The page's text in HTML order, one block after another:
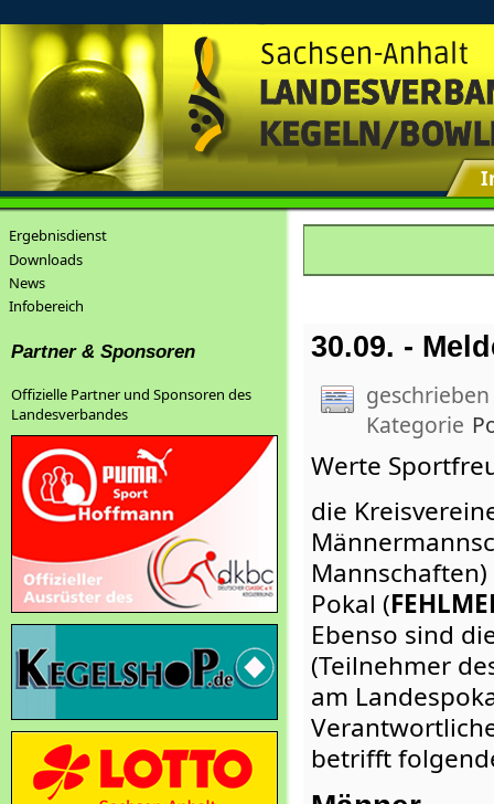
30.09. -
Kategorie
Werte
die
Pokal (
Ebenso sind
(Teilnehmer
am
betrifft
Ergebnisdienst
Downloads
News
Infobereich
Partner & Sponsoren
Offizielle Partner und Sponsoren des
Landesverbandes